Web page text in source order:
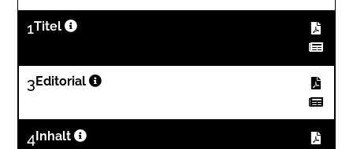
1Titel
3 Editorial
4 Inhalt